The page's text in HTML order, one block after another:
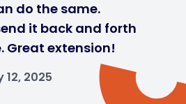
do the same.
it back and forth
Great extension!
2025